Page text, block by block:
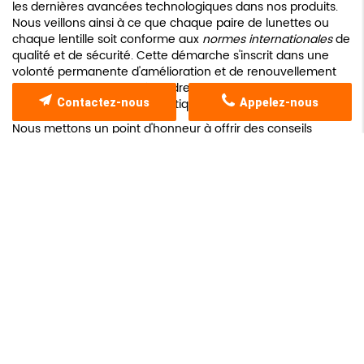
les dernières avancées technologiques dans nos produits.
Nous veillons ainsi à ce que chaque paire de lunettes ou
chaque lentille soit conforme aux normes internationalesde
qualité et de sécurité. Cette démarche s'inscrit dans une
volonté permanente d'amélioration et de renouvellement
de notre offre, afin de répondre efficacement aux
évolutions du marché de l'optique.
Nous mettons un point d'honneur à offrir des conseils
Appelez-nous
Contactez-nous